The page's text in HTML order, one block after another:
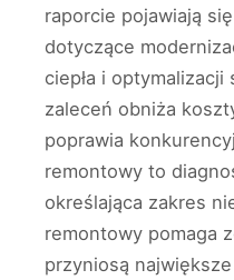
raporcie pojawiają
dotyczące
ciepła i
zaleceń obniża
poprawia
remontowy to
określająca zakres
remontowy pomaga
przyniosą